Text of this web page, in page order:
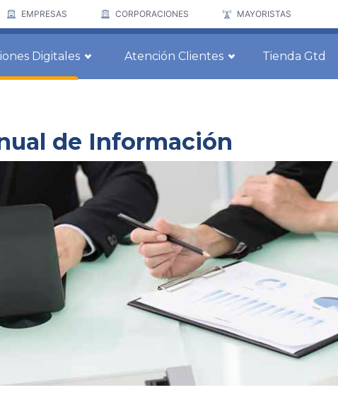
EMPRESAS CORPORACIONES MAYORISTAS
Digitales Atención Clientes Tienda Gtd
de Información